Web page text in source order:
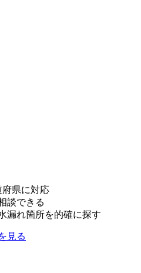
府県に対応
談できる
漏れ箇所を的確に探す
見る